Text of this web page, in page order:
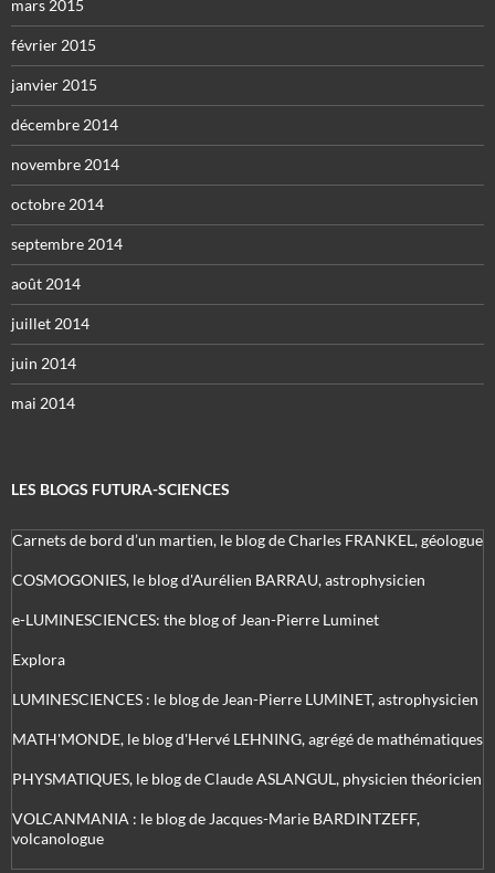
mars 2015
février 2015
janvier 2015
décembre 2014
novembre 2014
octobre 2014
septembre 2014
août 2014
juillet 2014
juin 2014
mai 2014
LES BLOGS FUTURA-SCIENCES
Carnets de bord d’un martien, le blog de Charles FRANKEL, géologue
COSMOGONIES, le blog d'Aurélien BARRAU, astrophysicien
e-LUMINESCIENCES: the blog of Jean-Pierre Luminet
Explora
LUMINESCIENCES : le blog de Jean-Pierre LUMINET, astrophysicien
MATH'MONDE, le blog d'Hervé LEHNING, agrégé de mathématiques
PHYSMATIQUES, le blog de Claude ASLANGUL, physicien théoricien
VOLCANMANIA : le blog de Jacques-Marie BARDINTZEFF,
volcanologue